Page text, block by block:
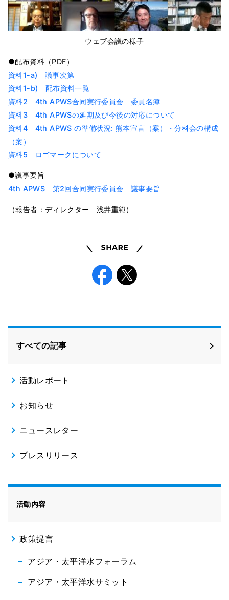
ウェブ会議の様子
●配布資料（PDF）
資料1-a) 議事次第
資料1-b) 配布資料一覧
資料2 4th APWS合同実行委員会 委員名簿
資料3 4th APWSの延期及び今後の対応について
資料4 4th APWS の準備状況: 熊本宣言（案）・分科会の構成
（案）
資料5 ロゴマークについて
●議事要旨
4th APWS 第2回合同実行委員会 議事要旨
（報告者：ディレクター 浅井重範）
Share
すべての記事
活動レポート
お知らせ
ニュースレター
プレスリリース
活動内容
政策提言
アジア・太平洋水フォーラム
アジア・太平洋水サミット